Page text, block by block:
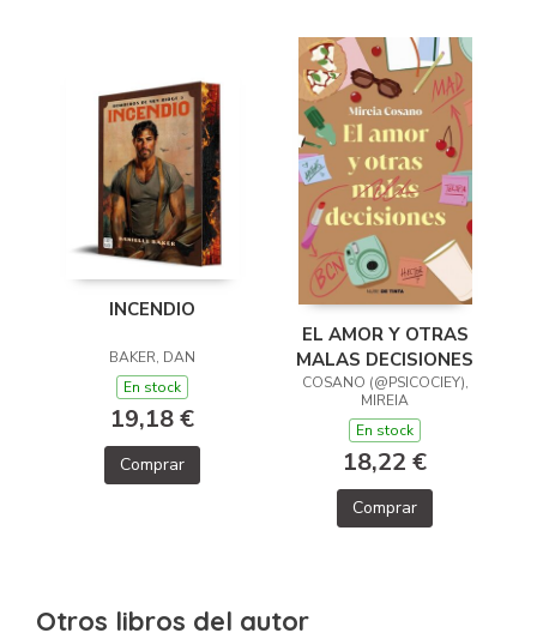
INCENDIO
BAKER, DAN
En stock
19,18 €
Comprar
EL AMOR Y OTRAS
MALAS DECISIONES
COSANO (@PSICOCIEY),
MIREIA
En stock
18,22 €
Comprar
Otros libros del autor